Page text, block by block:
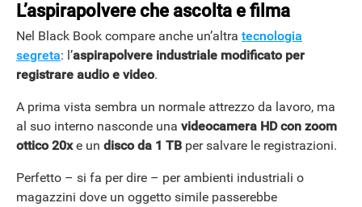
ANDROID
L’aspirapolvere che ascolta e filma
Nel Black Book compare anche un’altra tecnologia
segreta: l’aspirapolvere industriale modificato per
registrare audio e video.
A prima vista sembra un normale attrezzo da lavoro, ma
al suo interno nasconde una videocamera HD con zoom
ottico 20xe un disco da 1 TB per salvare le registrazioni.
Perfetto – si fa per dire – per ambienti industriali o
magazzini dove un oggetto simile passerebbe